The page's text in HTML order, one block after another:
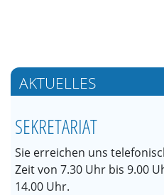
AKTUELLES
SEKRETARIAT
Sie erreichen uns
Zeit von 7.30 Uhr bis 9.00
14.00 Uhr.